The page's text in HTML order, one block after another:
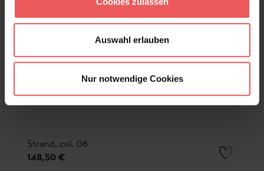
Auswahl erlauben
Nur notwendige Cookies
Strand, col. 06
148,50 €